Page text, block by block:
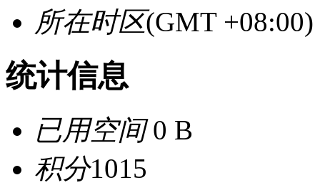
所在时区(GMT
统计信息
已用空间0 B
积分1015